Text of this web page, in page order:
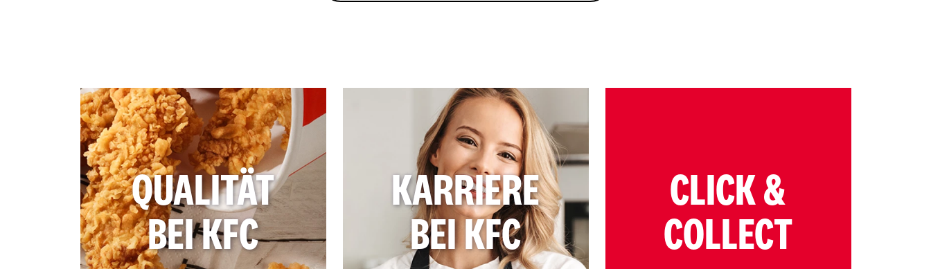
QUALITÄT
BEI KFC
KARRIERE
BEI KFC
CLICK &
COLLECT